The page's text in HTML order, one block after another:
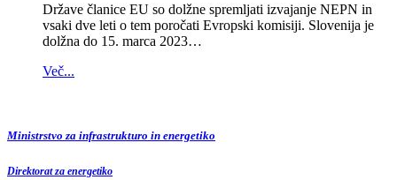
Države članice EU so dolžne spremljati izvajanje NEPN in
vsaki dve leti o tem poročati Evropski komisiji. Slovenija je
dolžna do 15. marca 2023…
Več...
Ministrstvo za infrastrukturo in energetiko
Direktorat za energetiko